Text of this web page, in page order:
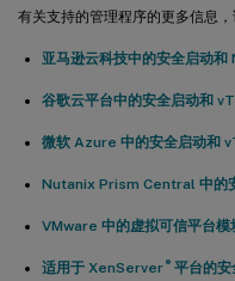
有关支持的管理程序的更多信息，
亚马逊云科技中的安全启动和
谷歌云平台中的安全启动和
微软 Azure 中的安全启动和
Nutanix Prism Central 中的
VMware 中的虚拟可信平台模
适用于 XenServer ®平台的安